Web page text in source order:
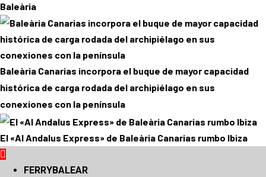
Baleària
Baleària Canarias incorpora el buque de mayor capacidad
histórica de carga rodada del archipiélago en sus
conexiones con la península
El «Al Andalus Express» de Baleària Canarias rumbo Ibiza
principalFERRYBALEAR